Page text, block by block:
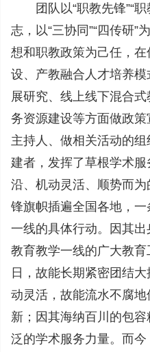
团队以“职教先锋”“
志，以“三协同”“四传研”
想和职教政策为己任，
设、产教融合人才培养
展研究、线上线下混合
务资源建设等方面做政
主持人、做相关活动的
建者，发挥了草根学术
沿、机动灵活、顺势而
锋旗帜插遍全国各地，
一线的具体行动。因其
教育教学一线的广大教
日，故能长期紧密团结
动灵活，故能流水不腐
新；因其海纳百川的包
泛的学术服务力量。而